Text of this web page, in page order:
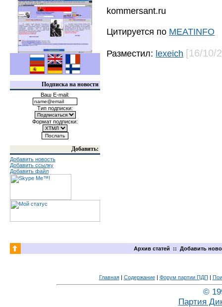
Подписка на новости
Ваш E-mail:
Тип подписки:
Формат подписки:
Добавить:
Добавить новость
Добавить ссылку
Добавить файл
kommersant.ru
Цитируется по MEATINFO
Разместил: lexeich [16/10/
Архив статей :: Добавить
Главная| Содержание| Форум партии ПДП |
©
Партия